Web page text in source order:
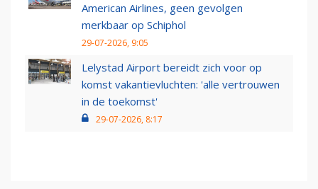
American Airlines, geen gevolgen
merkbaar op Schiphol
29-07-2026, 9:05
Lelystad Airport bereidt zich voor op
komst vakantievluchten: 'alle vertrouwen
in de toekomst'
29-07-2026, 8:17